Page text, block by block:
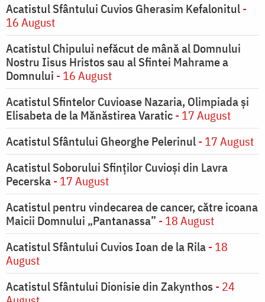
Acatistul Sfântului Cuvios Gherasim Kefalonitul-
16 August
Acatistul Chipului nefăcut de mână al Domnului
Nostru Iisus Hristos sau al Sfintei Mahrame a
Domnului - 16 August
Acatistul Sfintelor Cuvioase Nazaria, Olimpiada și
Elisabeta de la Mănăstirea Varatic- 17 August
Acatistul Sfântului Gheorghe Pelerinul- 17 August
Acatistul Soborului Sfinților Cuvioși din Lavra
Pecerska- 17 August
Acatistul pentru vindecarea de cancer, către icoana
Maicii Domnului „Pantanassa” - 18 August
Acatistul Sfântului Cuvios Ioan de la Rila- 18
August
Acatistul Sfântului Dionisie din Zakynthos - 24